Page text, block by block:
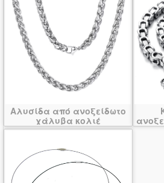
Αλυσίδα από ανοξείδωτο
χάλυβα κολιέ